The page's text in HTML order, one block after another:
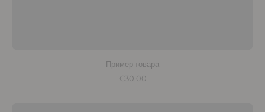
Пример товара
€30,00